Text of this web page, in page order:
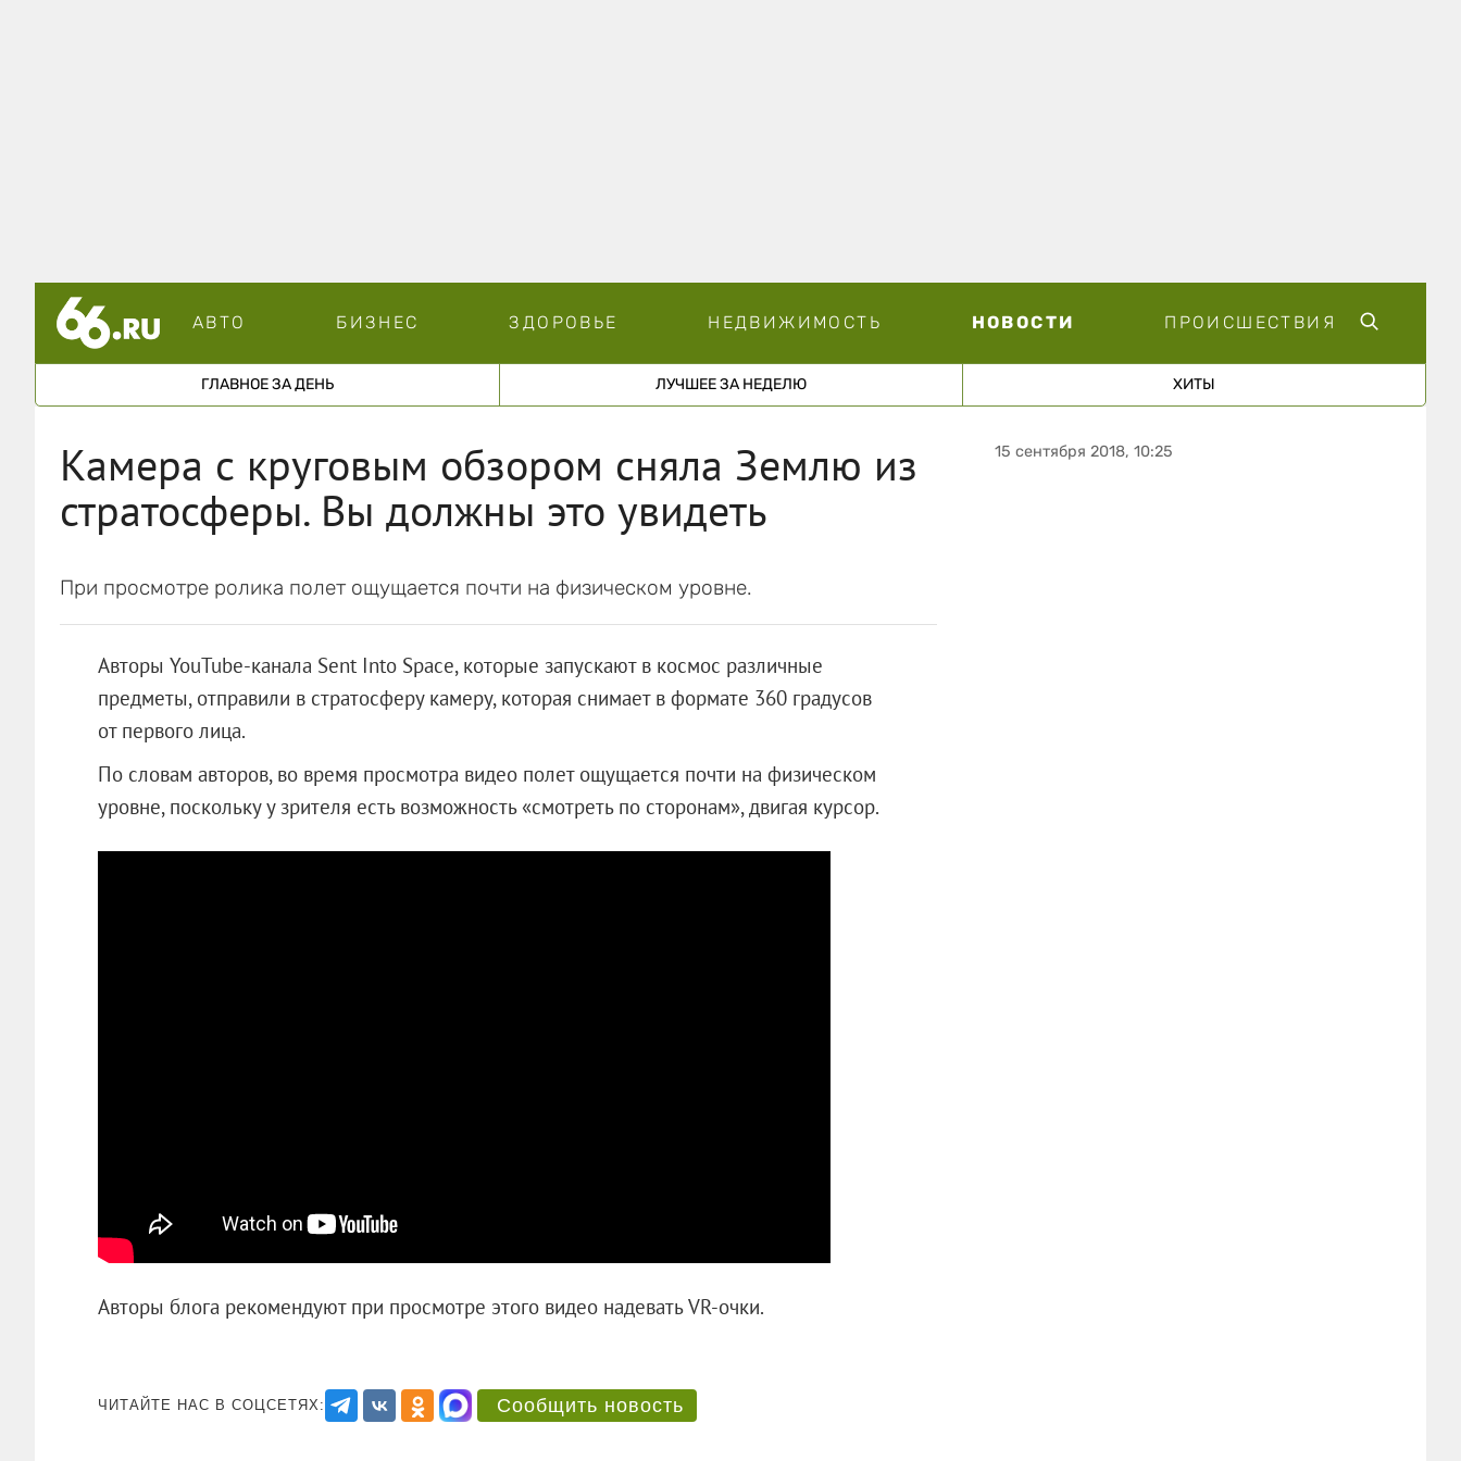
АВТО БИЗНЕС ЗДОРОВЬЕ НЕДВИЖИМОСТЬ НОВОСТИ ПРОИСШЕСТВИЯ
ГЛАВНОЕ ЗА ДЕНЬ ЛУЧШЕЕ ЗА НЕДЕЛЮ ХИТЫ
Камера с круговым обзором сняла Землю из
стратосферы. Вы должны это увидеть
При просмотре ролика полет ощущается почти на физическом уровне.
Авторы YouTube-канала Sent Into Space, которые запускают в космос различные
предметы, отправили в стратосферу камеру, которая снимает в формате 360 градусов
от первого лица.
По словам авторов, во время просмотра видео полет ощущается почти на физическом
уровне, поскольку у зрителя есть возможность «смотреть по сторонам», двигая курсор.
Авторы блога рекомендуют при просмотре этого видео надевать VR-очки.
ЧИТАЙТЕ НАС В СОЦСЕТЯХ: Сообщить новость
15 сентября 2018, 10:25